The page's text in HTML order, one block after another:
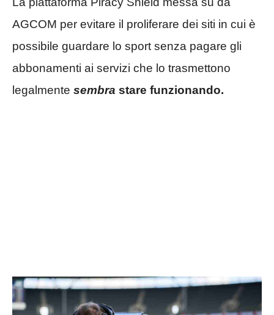
AGCOM per evitare il proliferare dei siti in cui è
possibile guardare lo sport senza pagare gli
abbonamenti ai servizi che lo trasmettono
legalmente sembra stare funzionando.